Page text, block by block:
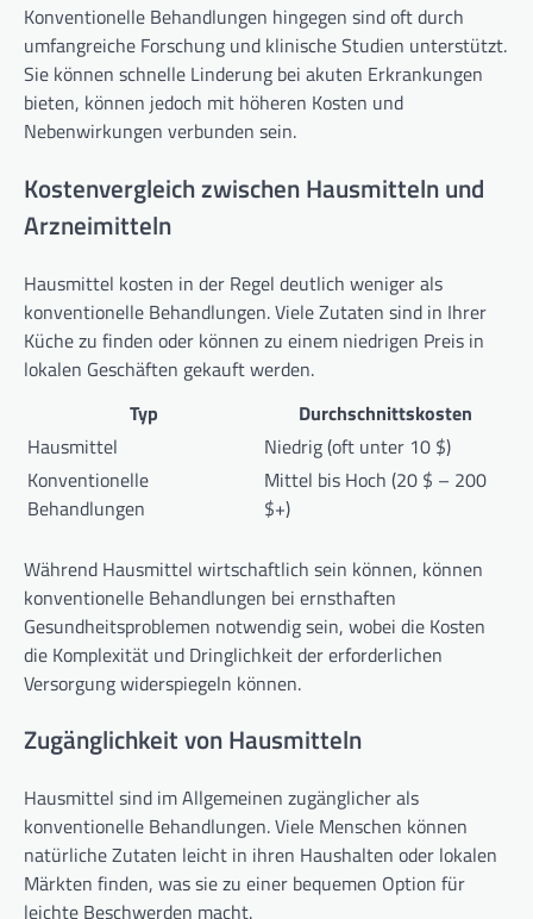
Konventionelle Behandlungen hingegen sind oft durch
umfangreiche Forschung und klinische Studien unterstützt.
Sie können schnelle Linderung bei akuten Erkrankungen
bieten, können jedoch mit höheren Kosten und
Nebenwirkungen verbunden sein.
Kostenvergleich zwischen Hausmitteln und
Arzneimitteln
Hausmittel kosten in der Regel deutlich weniger als
konventionelle Behandlungen. Viele Zutaten sind in Ihrer
Küche zu finden oder können zu einem niedrigen Preis in
lokalen Geschäften gekauft werden.
Typ
Durchschnittskosten
Hausmittel
Niedrig (oft unter 10 $)
Konventionelle
Behandlungen
Mittel bis Hoch (20 $ – 200
$+)
Während Hausmittel wirtschaftlich sein können, können
konventionelle Behandlungen bei ernsthaften
Gesundheitsproblemen notwendig sein, wobei die Kosten
die Komplexität und Dringlichkeit der erforderlichen
Versorgung widerspiegeln können.
Zugänglichkeit von Hausmitteln
Hausmittel sind im Allgemeinen zugänglicher als
konventionelle Behandlungen. Viele Menschen können
natürliche Zutaten leicht in ihren Haushalten oder lokalen
Märkten finden, was sie zu einer bequemen Option für
leichte Beschwerden macht.